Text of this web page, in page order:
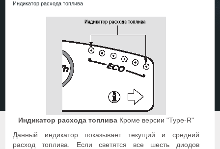
Индикатор расхода топлива
Индикатор расхода топлива Кроме версии "Type-R"
Данный индикатор показывает текущий и средний
расход топлива. Если светятся все шесть диодов